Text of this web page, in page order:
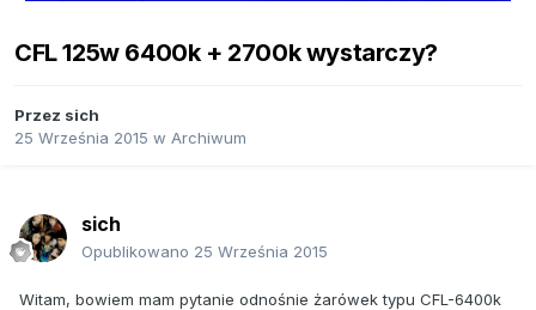
CFL 125w 6400k + 2700k wystarczy?
Przez sich
25 Września 2015 w Archiwum
sich
Opublikowano 25 Września 2015
Witam, bowiem mam pytanie odnośnie żarówek typu CFL-6400k